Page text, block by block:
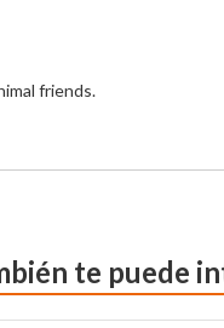
friends.
te puede